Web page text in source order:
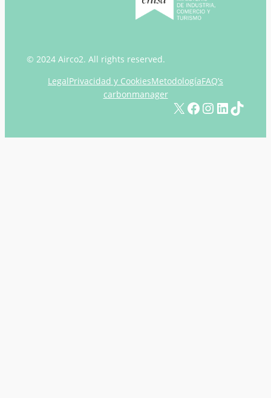
© 2024 Airco2. All rights reserved.
LegalPrivacidad y CookiesMetodologíaFAQ’s
carbonmanager
X Facebook InstagramLinkedIn TikTok